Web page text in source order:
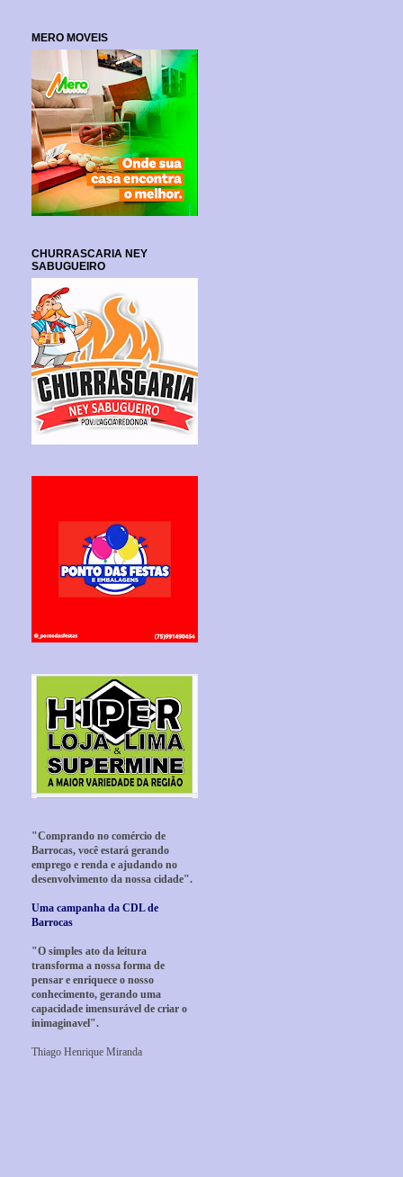
MERO MOVEIS
CHURRASCARIA NEY
SABUGUEIRO
"Comprando no comércio de
Barrocas, você estará gerando
emprego e renda e ajudando no
desenvolvimento da nossa cidade".
Uma campanha da CDL de
Barrocas
"O simples ato da leitura
transforma a nossa forma de
pensar e enriquece o nosso
conhecimento, gerando uma
capacidade imensurável de criar o
inimaginavel".
Thiago Henrique Miranda